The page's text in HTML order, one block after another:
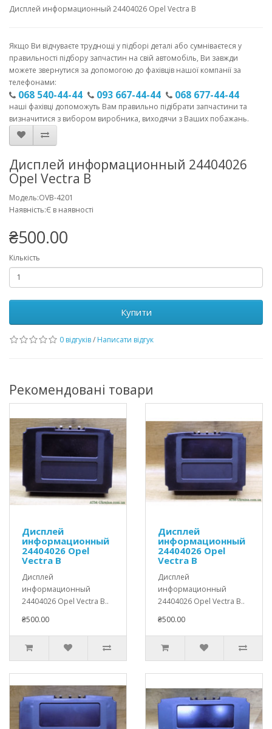
Дисплей информационный 24404026 Opel Vectra B
Якщо Ви відчуваєте труднощі у підборі деталі або сумніваєтеся у
правильності підбору запчастин на свій автомобіль, Ви завжди
можете звернутися за допомогою до фахівців нашої компанії за
телефонами:
068 540-44-44 093 667-44-44 068 677-44-44
наші фахівці допоможуть Вам правильно підібрати запчастини та
визначитися з вибором виробника, виходячи з Ваших побажань.
Дисплей информационный 24404026
Opel Vectra B
Модель:OVB-4201
Наявність:Є в наявності
₴500.00
Кількість
Купити
0 відгуків/ Написати відгук
Рекомендовані товари
Дисплей
информационный
24404026 Opel
Vectra B
Дисплей
информационный
24404026 Opel Vectra B..
₴500.00
Дисплей
информационный
24404026 Opel
Vectra B
Дисплей
информационный
24404026 Opel Vectra B..
₴500.00